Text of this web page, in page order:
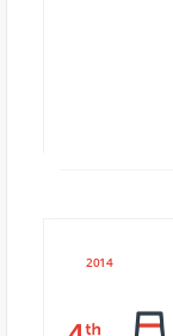
2014